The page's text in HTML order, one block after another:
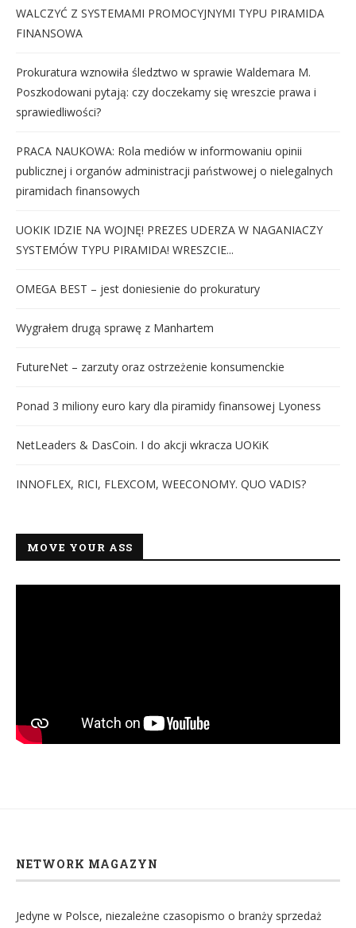
WALCZYĆ Z SYSTEMAMI PROMOCYJNYMI TYPU PIRAMIDA
FINANSOWA
Prokuratura wznowiła śledztwo w sprawie Waldemara M.
Poszkodowani pytają: czy doczekamy się wreszcie prawa i
sprawiedliwości?
PRACA NAUKOWA: Rola mediów w informowaniu opinii
publicznej i organów administracji państwowej o nielegalnych
piramidach finansowych
UOKIK IDZIE NA WOJNĘ! PREZES UDERZA W NAGANIACZY
SYSTEMÓW TYPU PIRAMIDA! WRESZCIE...
OMEGA BEST – jest doniesienie do prokuratury
Wygrałem drugą sprawę z Manhartem
FutureNet – zarzuty oraz ostrzeżenie konsumenckie
Ponad 3 miliony euro kary dla piramidy finansowej Lyoness
NetLeaders & DasCoin. I do akcji wkracza UOKiK
INNOFLEX, RICI, FLEXCOM, WEECONOMY. QUO VADIS?
MOVE YOUR ASS
NETWORK MAGAZYN
Jedyne w Polsce, niezależne czasopismo o branży sprzedaż